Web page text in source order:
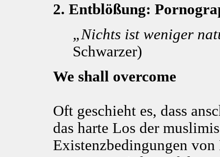
2. Entblößung:
„Nichts ist weniger
Schwarzer)
We shall overcome
Oft geschieht es, dass
das harte Los der
Existenzbedingungen